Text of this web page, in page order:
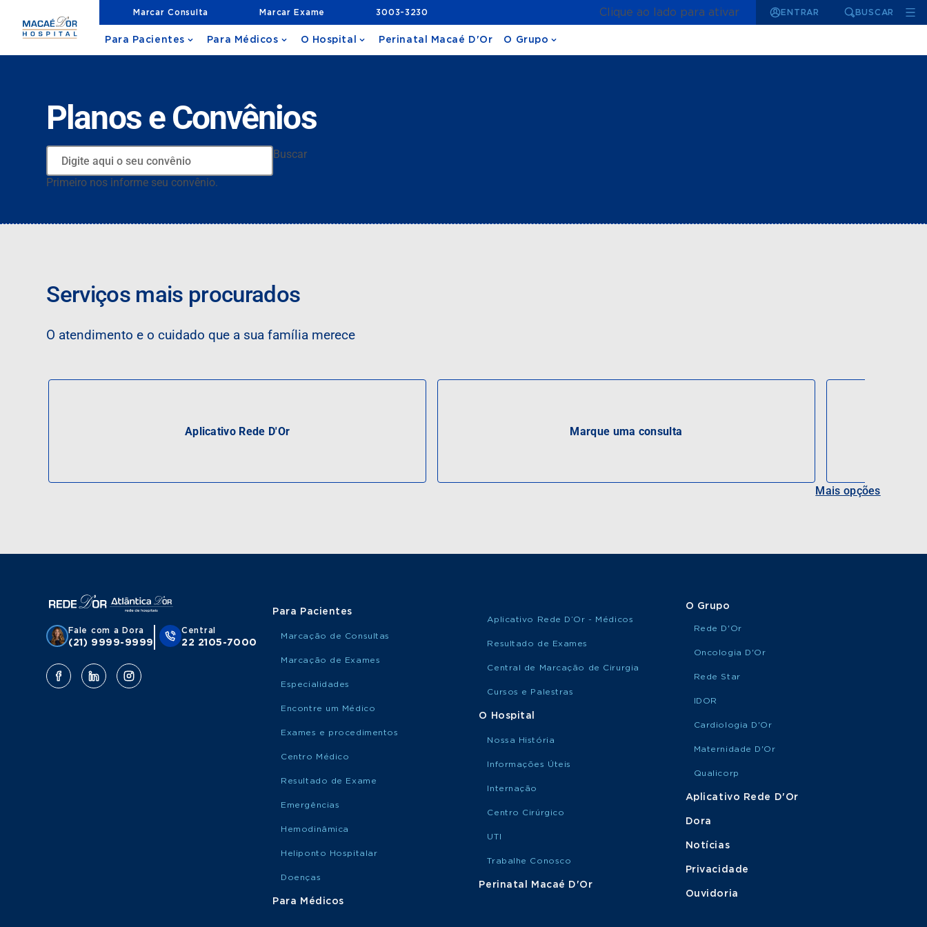
Marcar Consulta Marcar Exame 3003-3230 Clique ao lado para ativar ENTRAR BUSCAR
Para Pacientes Para Médicos O Hospital Perinatal Macaé D'Or O Grupo
Planos e Convênios
Primeiro nos informe seu convênio.
Buscar
Serviços mais procurados
O atendimento e o cuidado que a sua família merece
Aplicativo Rede D'Or Marque uma consulta
Mais opções
Fale com a Dora
(21) 9999-9999
Central
22 2105-7000
Para Pacientes
Marcação de Consultas
Marcação de Exames
Especialidades
Encontre um Médico
Exames e procedimentos
Centro Médico
Resultado de Exame
Emergências
Hemodinâmica
Heliponto Hospitalar
Doenças
Para Médicos
Aplicativo Rede D’Or - Médicos
Resultado de Exames
Central de Marcação de Cirurgia
Cursos e Palestras
O Hospital
Nossa História
Informações Úteis
Internação
Centro Cirúrgico
UTI
Trabalhe Conosco
Perinatal Macaé D'Or
O Grupo
Rede D'Or
Oncologia D'Or
Rede Star
IDOR
Cardiologia D'Or
Maternidade D'Or
Qualicorp
Aplicativo Rede D'Or
Dora
Notícias
Privacidade
Ouvidoria